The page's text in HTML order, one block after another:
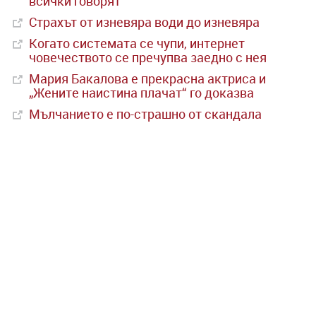
Страхът от изневяра води до изневяра
Когато системата се чупи, интернет
човечеството се пречупва заедно с нея
Мария Бакалова е прекрасна актриса и
„Жените наистина плачат“ го доказва
Мълчанието е по-страшно от скандала